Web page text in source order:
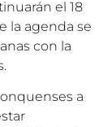
el 18
la agenda se
con la
a